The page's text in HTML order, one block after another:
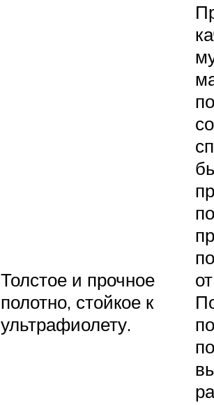
Толстое и прочное
полотно, стойкое к
ультрафиолету.